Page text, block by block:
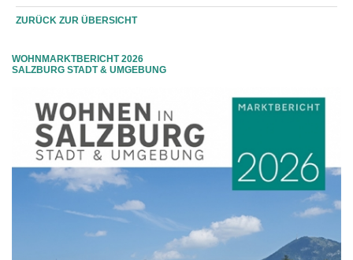
WOHNMARKTBERICHT 2026
SALZBURG STADT & UMGEBUNG
ZURÜCK ZUR ÜBERSICHT